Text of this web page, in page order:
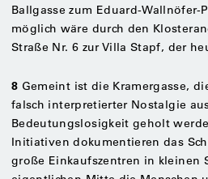
Ballgasse zum Eduard-Wallnöfer-
möglich wäre durch den
Straße Nr. 6 zur Villa Stapf, der
8 Gemeint ist die Kramergasse,
falsch interpretierter Nostalgie
Bedeutungslosigkeit geholt
Initiativen dokumentieren das
große Einkaufszentren in kleinen